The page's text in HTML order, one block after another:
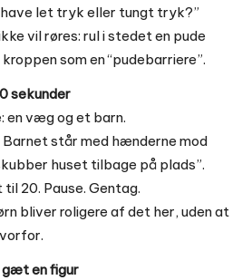
have let tryk eller tungt tryk?”
vil røres: rul i stedet en pude
som en “pudebarriere”.
sekunder
en væg og et barn.
Barnet står med hænderne mod
huset tilbage på plads”.
20. Pause. Gentag.
bliver roligere af det her, uden at
en figur